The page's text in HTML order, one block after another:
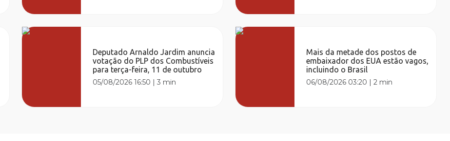
Deputado Arnaldo Jardim anuncia
votação do PLP dos Combustíveis
para terça-feira, 11 de outubro
05/08/2026 16:50 |3 min
Mais da metade dos postos de
embaixador dos EUA estão vagos,
incluindo o Brasil
06/08/2026 03:20 |2 min